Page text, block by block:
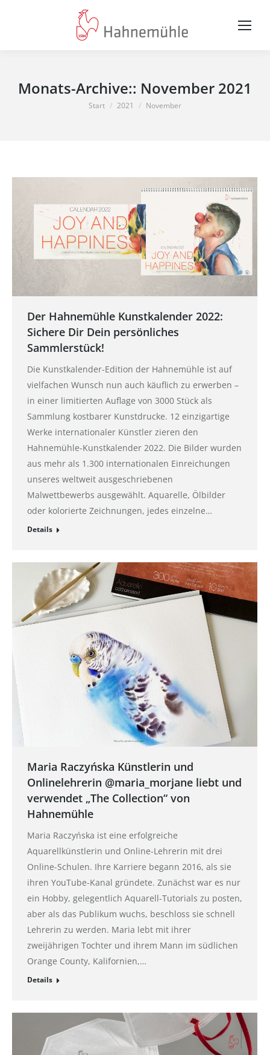
Monats-Archive:: November 2021
Sie befinden sich hier:
Start 2021 November
Der Hahnemühle Kunstkalender 2022:
Sichere Dir Dein persönliches
Sammlerstück!
Die Kunstkalender-Edition der Hahnemühle ist auf
vielfachen Wunsch nun auch käuflich zu erwerben –
in einer limitierten Auflage von 3000 Stück als
Sammlung kostbarer Kunstdrucke. 12 einzigartige
Werke internationaler Künstler zieren den
Hahnemühle-Kunstkalender 2022. Die Bilder wurden
aus mehr als 1.300 internationalen Einreichungen
unseres weltweit ausgeschriebenen
Malwettbewerbs ausgewählt. Aquarelle, Ölbilder
oder kolorierte Zeichnungen, jedes einzelne…
Details
Maria Raczyńska Künstlerin und
Onlinelehrerin @maria_morjane liebt und
verwendet „The Collection“ von
Hahnemühle
Maria Raczyńska ist eine erfolgreiche
Aquarellkünstlerin und Online-Lehrerin mit drei
Online-Schulen. Ihre Karriere begann 2016, als sie
ihren YouTube-Kanal gründete. Zunächst war es nur
ein Hobby, gelegentlich Aquarell-Tutorials zu posten,
aber als das Publikum wuchs, beschloss sie schnell
Lehrerin zu werden. Maria lebt mit ihrer
zweijährigen Tochter und ihrem Mann im südlichen
Orange County, Kalifornien,…
Details